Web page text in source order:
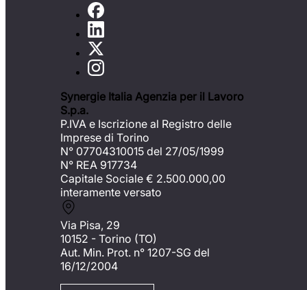
Synergie Italia Agenzia per il Lavoro
S.p.a.
P.IVA e Iscrizione al Registro delle
Imprese di Torino
N° 07704310015 del 27/05/1999
N° REA 917734
Capitale Sociale € 2.500.000,00
interamente versato
Via Pisa, 29
10152 - Torino (TO)
Aut. Min. Prot. n° 1207-SG del
16/12/2004